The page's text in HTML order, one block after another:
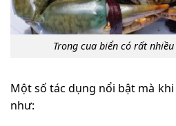
Trong cua biển có rất
Một số tác dụng nổi bật mà
như: